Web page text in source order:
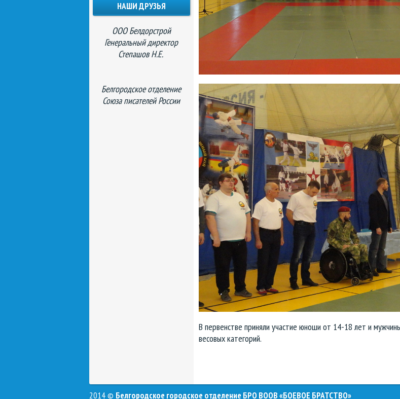
В первенстве приняли участие юноши от 14-18 лет и
весовых категорий.
НАШИ ДРУЗЬЯ
ООО Белдорстрой
Генеральный директор
Степашов Н.Е.
Белгородское отделение
Союза писателей России
2014 © Белгородское городское отделение БРО ВООВ «БОЕВОЕ БРАТСТВО»